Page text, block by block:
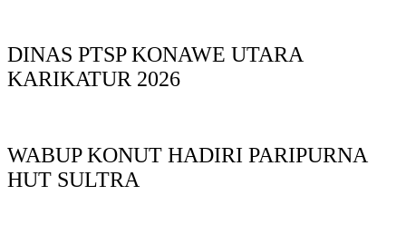
DINAS PTSP KONAWE UTARA
KARIKATUR 2026
WABUP KONUT HADIRI PARIPURNA
HUT SULTRA